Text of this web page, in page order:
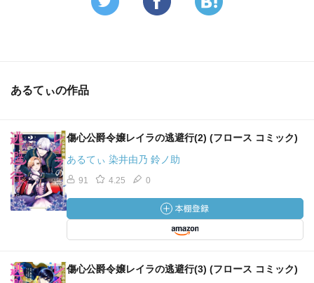
あるてぃの作品
傷心公爵令嬢レイラの逃避行(2) (フロース コミック)
あるてぃ 染井由乃 鈴ノ助
91 4.25 0
傷心公爵令嬢レイラの逃避行(3) (フロース コミック)